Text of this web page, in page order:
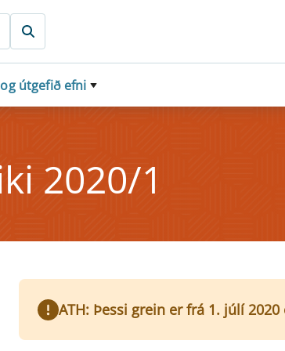
útgefið efni
2020/1
ATH: Þessi grein er frá 1. júlí